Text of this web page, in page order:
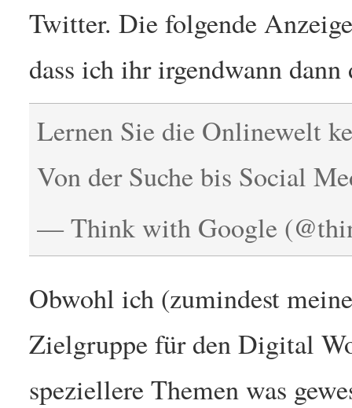
Twitter. Die folgende
dass ich ihr irgendwann dann
Lernen Sie die Onlinewelt
Von der Suche bis Social
— Think with Google
Obwohl ich (zumindest
Zielgruppe für den Digital
speziellere Themen was